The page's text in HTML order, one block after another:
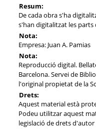
Resum:
De cada obra s'ha
s'han digitalitzat les parts
Nota:
Empresa: Juan A. Pamias
Nota:
Reproducció digital.
Barcelona. Servei de
l'original propietat de la
Drets:
Aquest material està
Podeu utilitzar aquest
legislació de drets